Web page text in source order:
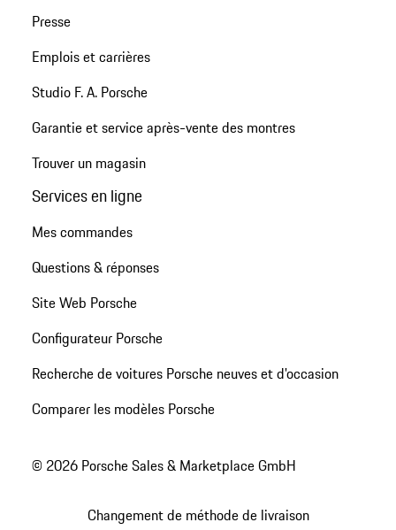
Presse
Emplois et carrières
Studio F. A. Porsche
Garantie et service après-vente des montres
Trouver un magasin
Services en ligne
Mes commandes
Questions & réponses
Site Web Porsche
Configurateur Porsche
Recherche de voitures Porsche neuves et d'occasion
Comparer les modèles Porsche
© 2026 Porsche Sales & Marketplace GmbH
Changement de méthode de livraison